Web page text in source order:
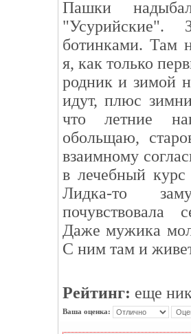
Пашки
ботинками. Там
я, как только
родник и зимой
идут, плюс
что летние
обольщаю,
взаимному
в лечебный
Лидка-то
почувствовала
Даже мужика
С ним там и
Рейтинг: еще
Ваша оценка: